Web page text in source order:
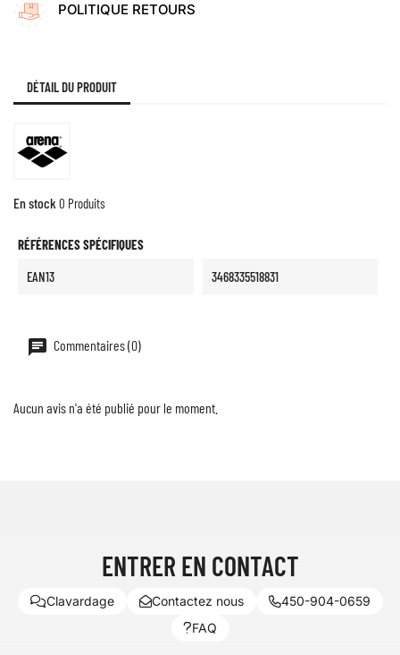
POLITIQUE RETOURS
DÉTAIL DU PRODUIT
En stock 0 Produits
RÉFÉRENCES SPÉCIFIQUES
EAN13
3468335518831
Commentaires (0)
Aucun avis n'a été publié pour le moment.
ENTRER EN CONTACT
Clavardage Contactez nous
450-904-0659
FAQ